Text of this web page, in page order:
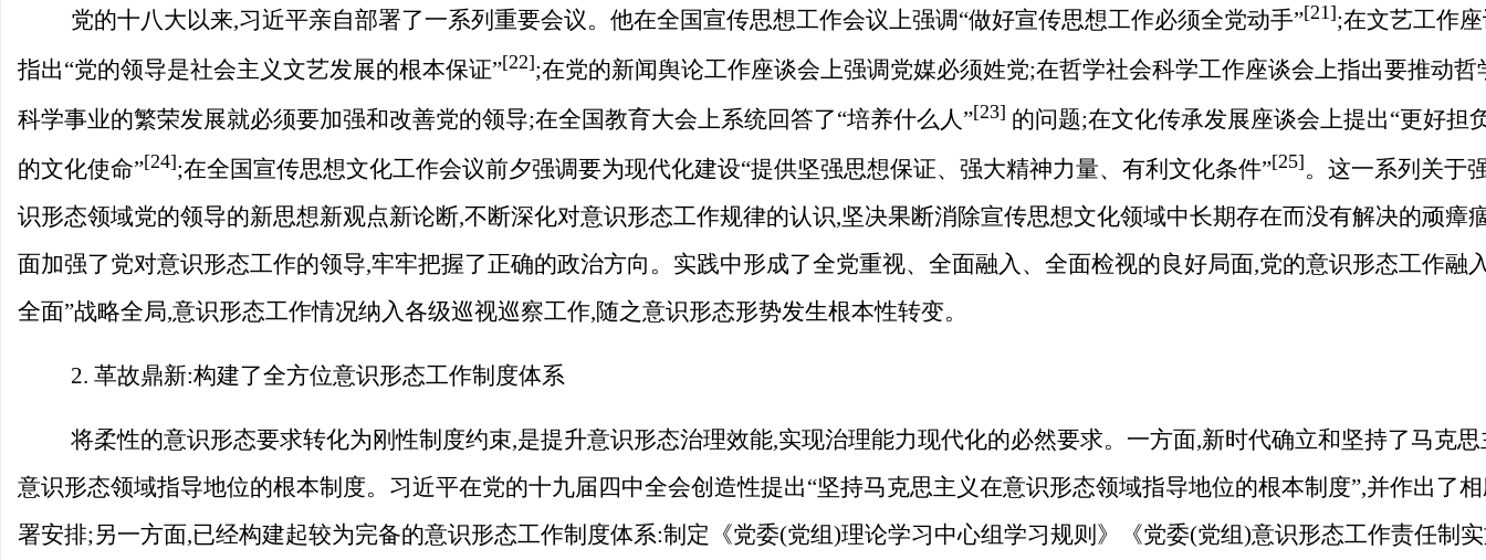
党的十八大以来,习近平亲自部署了一系列重要会议。他在全国宣传思想工作会议上强调“做好宣传思想工作必须全党动手”[21];在文艺工作
指出“党的领导是社会主义文艺发展的根本保证”[22];在党的新闻舆论工作座谈会上强调党媒必须姓党;在哲学社会科学工作座谈会上指出要推动哲
科学事业的繁荣发展就必须要加强和改善党的领导;在全国教育大会上系统回答了“培养什么人”[23] 的问题;在文化传承发展座谈会上提出“更好担
的文化使命”[24];在全国宣传思想文化工作会议前夕强调要为现代化建设“提供坚强思想保证、强大精神力量、有利文化条件”[25]。这一系列关于
识形态领域党的领导的新思想新观点新论断,不断深化对意识形态工作规律的认识,坚决果断消除宣传思想文化领域中长期存在而没有解决的顽瘴
面加强了党对意识形态工作的领导,牢牢把握了正确的政治方向。实践中形成了全党重视、全面融入、全面检视的良好局面,党的意识形态工作融
全面”战略全局,意识形态工作情况纳入各级巡视巡察工作,随之意识形态形势发生根本性转变。
2. 革故鼎新:构建了全方位意识形态工作制度体系
将柔性的意识形态要求转化为刚性制度约束,是提升意识形态治理效能,实现治理能力现代化的必然要求。一方面,新时代确立和坚持了马克
意识形态领域指导地位的根本制度。习近平在党的十九届四中全会创造性提出“坚持马克思主义在意识形态领域指导地位的根本制度”,并作出了
署安排;另一方面,已经构建起较为完备的意识形态工作制度体系:制定《党委(党组)理论学习中心组学习规则》《党委(党组)意识形态工作责任制